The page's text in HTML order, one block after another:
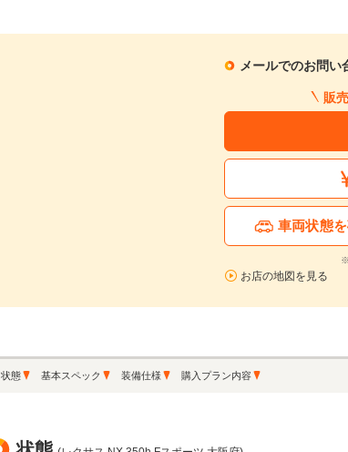
メールでのお問い
販
車両状態
※
お店の地図を見る
状態 基本スペック 装備仕様 購入プラン内容